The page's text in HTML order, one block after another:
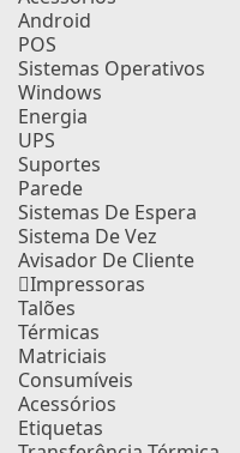
Android
POS
Sistemas Operativos
Windows
Energia
UPS
Suportes
Parede
Sistemas De Espera
Sistema De Vez
Avisador De Cliente
Impressoras
Talões
Térmicas
Matriciais
Consumíveis
Acessórios
Etiquetas